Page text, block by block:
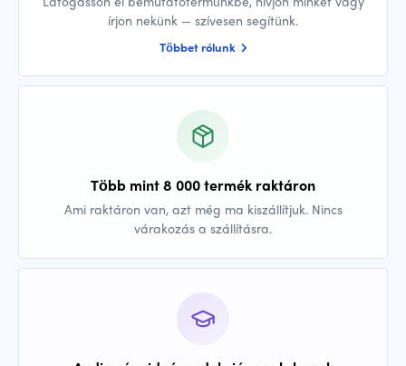
írjon nekünk — szívesen segítünk.
Többet rólunk
Több mint 8 000 termék raktáron
Ami raktáron van, azt még ma kiszállítjuk. Nincs
várakozás a szállításra.